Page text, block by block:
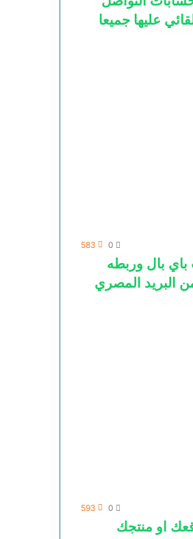
عليها جميعا
0
583
بال وربطه
البريد المصري
0
593